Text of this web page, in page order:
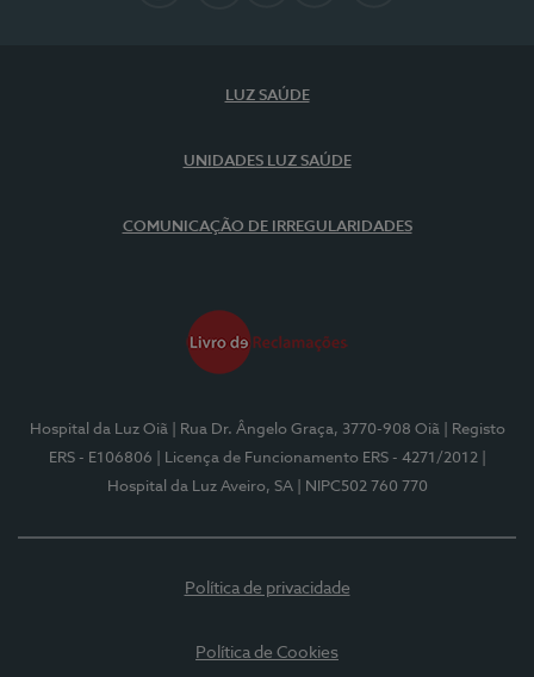
LUZ SAÚDE
UNIDADES LUZ SAÚDE
COMUNICAÇÃO DE IRREGULARIDADES
Hospital da Luz Oiã | Rua Dr. Ângelo Graça, 3770-908 Oiã
| Registo
ERS - E106806
| Licença de Funcionamento ERS - 4271/2012
Hospital da Luz Aveiro, SA
| NIPC502 760 770
Política de privacidade
Política de Cookies